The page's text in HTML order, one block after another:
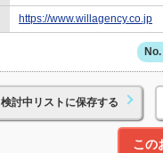
https://www.willagency.co.jp
検討中リストに保存する
この